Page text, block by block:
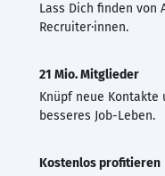
Lass Dich finden von
Recruiter·innen.
21 Mio. Mitglieder
Knüpf neue
besseres Job-Leben.
Kostenlos profitieren